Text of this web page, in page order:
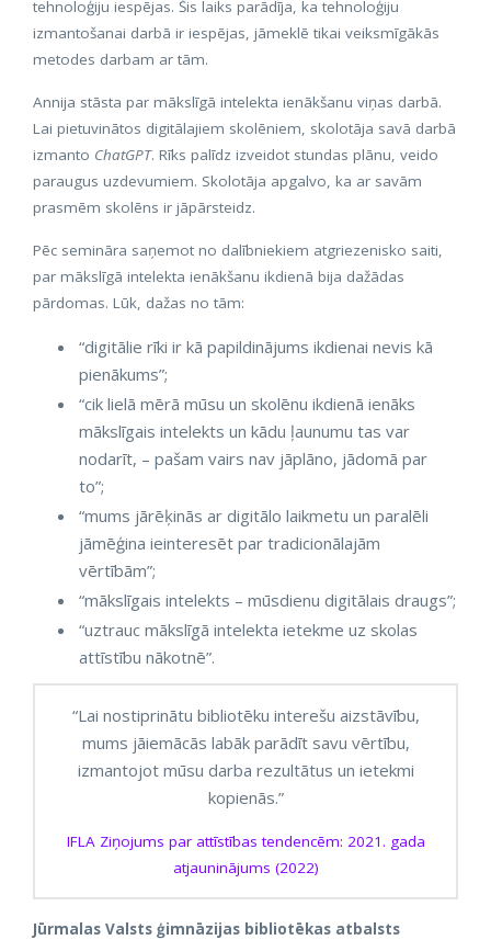
tehnoloģiju iespējas. Šis laiks parādīja, ka tehnoloģiju
izmantošanai darbā ir iespējas, jāmeklē tikai veiksmīgākās
metodes darbam ar tām.
Annija stāsta par mākslīgā intelekta ienākšanu viņas darbā.
Lai pietuvinātos digitālajiem skolēniem, skolotāja savā darbā
izmanto ChatGPT. Rīks palīdz izveidot stundas plānu, veido
paraugus uzdevumiem. Skolotāja apgalvo, ka ar savām
prasmēm skolēns ir jāpārsteidz.
Pēc semināra saņemot no dalībniekiem atgriezenisko saiti,
par mākslīgā intelekta ienākšanu ikdienā bija dažādas
pārdomas. Lūk, dažas no tām:
“digitālie rīki ir kā papildinājums ikdienai nevis kā
pienākums”;
“cik lielā mērā mūsu un skolēnu ikdienā ienāks
mākslīgais intelekts un kādu ļaunumu tas var
nodarīt, – pašam vairs nav jāplāno, jādomā par
to”;
“mums jārēķinās ar digitālo laikmetu un paralēli
jāmēģina ieinteresēt par tradicionālajām
vērtībām”;
“mākslīgais intelekts – mūsdienu digitālais draugs”;
“uztrauc mākslīgā intelekta ietekme uz skolas
attīstību nākotnē”.
“Lai nostiprinātu bibliotēku interešu aizstāvību,
mums jāiemācās labāk parādīt savu vērtību,
izmantojot mūsu darba rezultātus un ietekmi
kopienās.”
IFLA Ziņojums par attīstības tendencēm: 2021. gada
atjauninājums (2022)
Jūrmalas Valsts ģimnāzijas bibliotēkas atbalsts